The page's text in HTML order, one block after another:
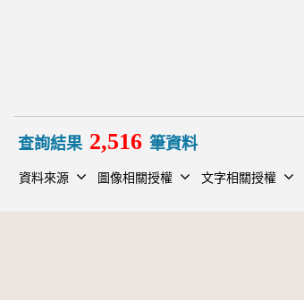
查詢結果 2,516 筆資料
資料來源 圖像相關授權 文字相關授權